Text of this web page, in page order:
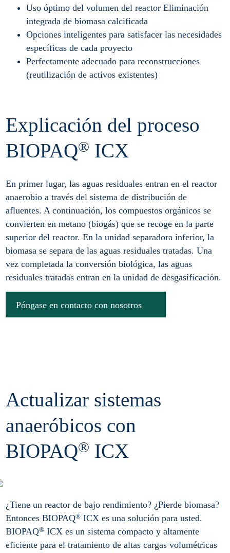
Uso óptimo del volumen del reactor Eliminación
integrada de biomasa calcificada
Opciones inteligentes para satisfacer las necesidades
específicas de cada proyecto
Perfectamente adecuado para reconstrucciones
(reutilización de activos existentes)
Explicación del proceso
BIOPAQ® ICX
En primer lugar, las aguas residuales entran en el reactor
anaerobio a través del sistema de distribución de
afluentes. A continuación, los compuestos orgánicos se
convierten en metano (biogás) que se recoge en la parte
superior del reactor. En la unidad separadora inferior, la
biomasa se separa de las aguas residuales tratadas. Una
vez completada la conversión biológica, las aguas
residuales tratadas entran en la unidad de desgasificación.
Póngase en contacto con nosotros
Actualizar sistemas
anaeróbicos con
BIOPAQ® ICX
¿Tiene un reactor de bajo rendimiento? ¿Pierde biomasa?
Entonces BIOPAQ® ICX es una solución para usted.
BIOPAQ® ICX es un sistema compacto y altamente
eficiente para el tratamiento de altas cargas volumétricas